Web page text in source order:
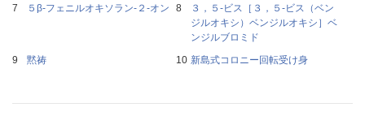
５β‐フェニルオキソラン‐２‐オン
３，５‐ビス［３，５‐ビス（ベン
ジルオキシ）ベンジルオキシ］ベ
ンジルブロミド
黙祷
新島式コロニー回転受け身